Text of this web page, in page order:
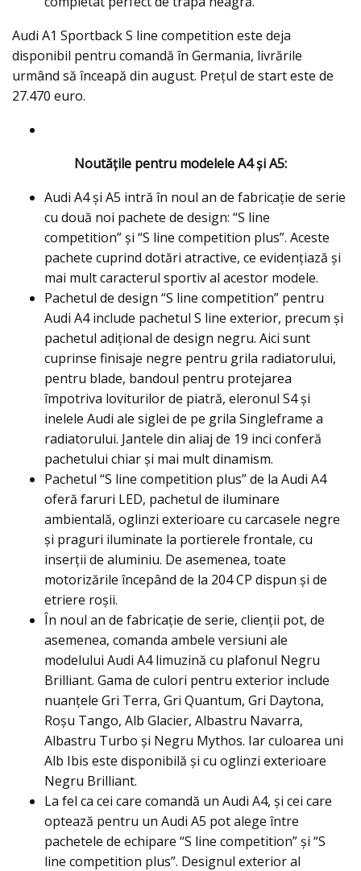
Audi A1 Sportback S line competition este deja
disponibil pentru comandă în Germania, livrările
urmând să înceapă din august. Prețul de start este de
27.470 euro.
Noutățile pentru modelele A4 și A5:
Audi A4 și A5 intră în noul an de fabricație de serie
cu două noi pachete de design: “S line
competition” și “S line competition plus”. Aceste
pachete cuprind dotări atractive, ce evidențiază și
mai mult caracterul sportiv al acestor modele.
Pachetul de design “S line competition” pentru
Audi A4 include pachetul S line exterior, precum și
pachetul adițional de design negru. Aici sunt
cuprinse finisaje negre pentru grila radiatorului,
pentru blade, bandoul pentru protejarea
împotriva loviturilor de piatră, eleronul S4 și
inelele Audi ale siglei de pe grila Singleframe a
radiatorului. Jantele din aliaj de 19 inci conferă
pachetului chiar și mai mult dinamism.
Pachetul “S line competition plus” de la Audi A4
oferă faruri LED, pachetul de iluminare
ambientală, oglinzi exterioare cu carcasele negre
și praguri iluminate la portierele frontale, cu
inserții de aluminiu. De asemenea, toate
motorizările începând de la 204 CP dispun și de
etriere roșii.
În noul an de fabricație de serie, clienții pot, de
asemenea, comanda ambele versiuni ale
modelului Audi A4 limuzină cu plafonul Negru
Brilliant. Gama de culori pentru exterior include
nuanțele Gri Terra, Gri Quantum, Gri Daytona,
Roșu Tango, Alb Glacier, Albastru Navarra,
Albastru Turbo și Negru Mythos. Iar culoarea uni
Alb Ibis este disponibilă și cu oglinzi exterioare
Negru Brilliant.
La fel ca cei care comandă un Audi A4, și cei care
optează pentru un Audi A5 pot alege între
pachetele de echipare “S line competition” și “S
line competition plus”. Designul exterior al